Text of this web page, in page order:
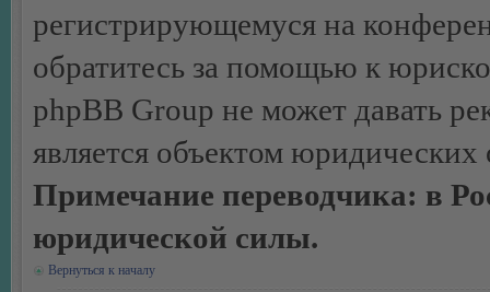
регистрирующемуся на
обратитесь за помощью к
phpBB Group не может давать
является объектом
Примечание переводчика: в
юридической силы.
Вернуться к началу